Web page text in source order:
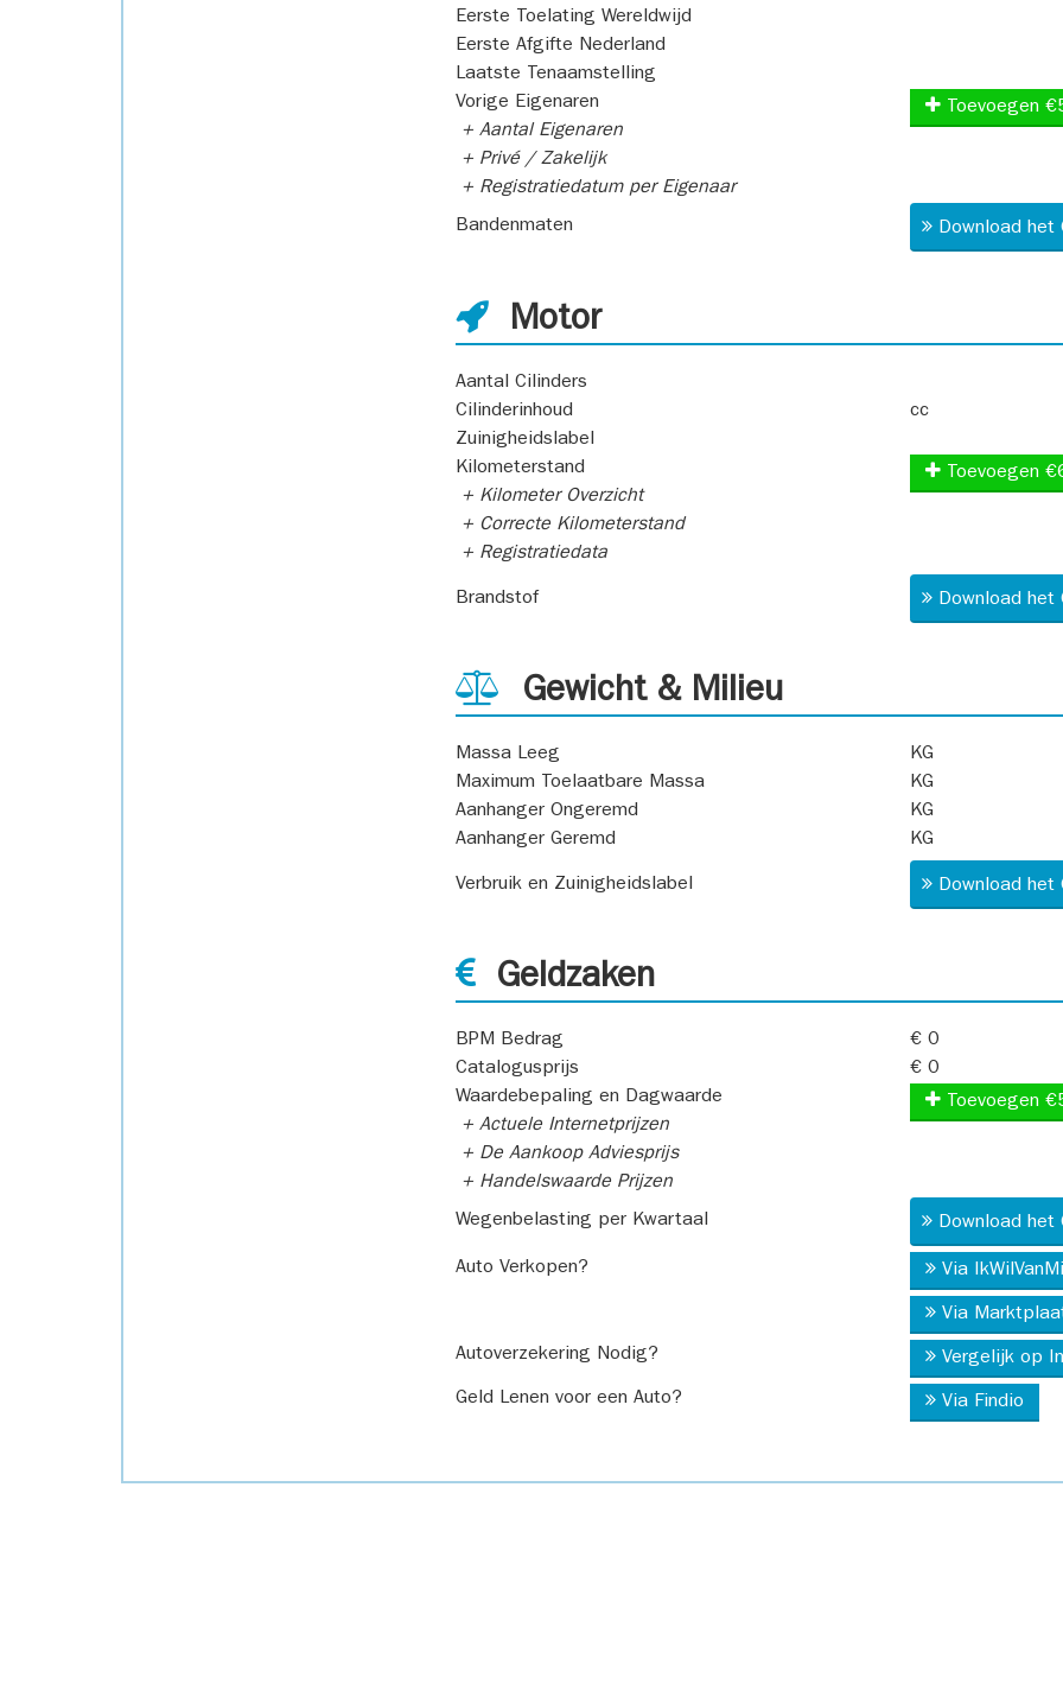
Eerste Toelating Wereldwijd
Eerste Afgifte Nederland
Laatste Tenaamstelling
Vorige Eigenaren
+ Aantal Eigenaren
+ Privé / Zakelijk
+ Registratiedatum per Eigenaar
Toevoegen
Bandenmaten Download
Motor
Aantal Cilinders
Cilinderinhoud
cc
Zuinigheidslabel
Kilometerstand
+ Kilometer Overzicht
+ Correcte Kilometerstand
+ Registratiedata
Toevoegen
Brandstof Download
Gewicht & Milieu
Massa Leeg
KG
Maximum Toelaatbare Massa
KG
Aanhanger Ongeremd
KG
Aanhanger Geremd
KG
Verbruik en Zuinigheidslabel Download
Geldzaken
BPM Bedrag
€ 0
Catalogusprijs
€ 0
Waardebepaling en Dagwaarde
+ Actuele Internetprijzen
+ De Aankoop Adviesprijs
+ Handelswaarde Prijzen
Toevoegen
Wegenbelasting per Kwartaal Download
Auto Verkopen? Via
Via
Autoverzekering Nodig? Vergelijk op
Geld Lenen voor een Auto? Via Findio